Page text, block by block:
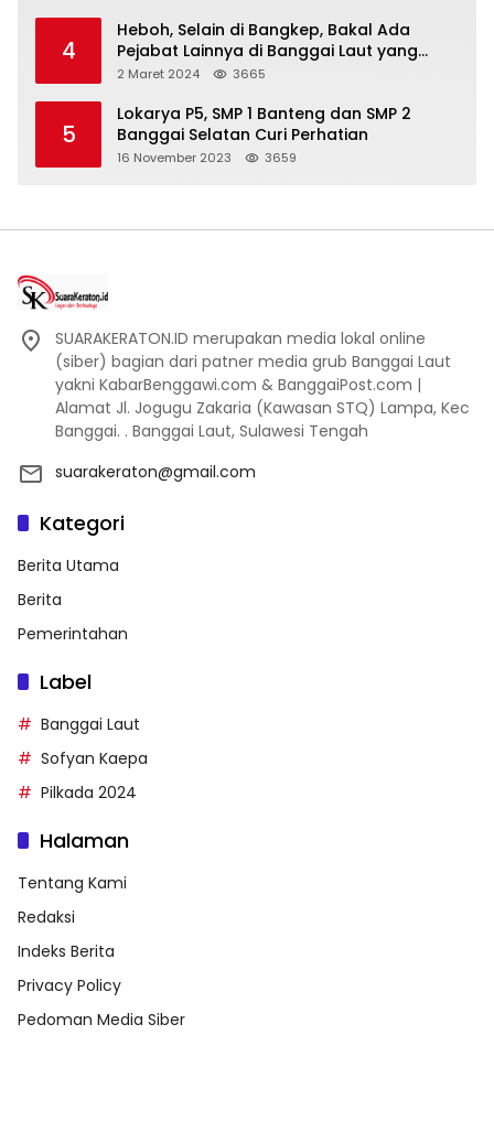
4
Heboh, Selain di Bangkep, Bakal Ada
Pejabat Lainnya di Banggai Laut yang
Bakal di Ciduk, Bagini Kata Kapolres!
2 Maret 2024 3665
5
Lokarya P5, SMP 1 Banteng dan SMP 2
Banggai Selatan Curi Perhatian
16 November 2023 3659
SUARAKERATON.ID merupakan media lokal online
(siber) bagian dari patner media grub Banggai Laut
yakni KabarBenggawi.com & BanggaiPost.com |
Alamat Jl. Jogugu Zakaria (Kawasan STQ) Lampa, Kec
Banggai. . Banggai Laut, Sulawesi Tengah
suarakeraton@gmail.com
Kategori
Berita Utama
Berita
Pemerintahan
Label
Banggai Laut
Sofyan Kaepa
Pilkada 2024
Halaman
Tentang Kami
Redaksi
Indeks Berita
Privacy Policy
Pedoman Media Siber